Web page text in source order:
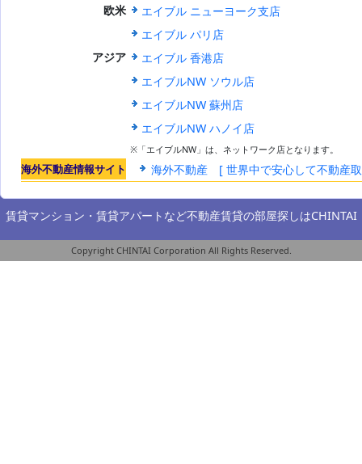
欧米
エイブル ニューヨーク支店
エイブル パリ店
アジア
エイブル 香港店
エイブルNW ソウル店
エイブルNW 蘇州店
エイブルNW ハノイ店
※「エイブルNW」は、ネットワーク店となります。
海外不動産情報サイト 海外不動産 [ 世界中で安心して不動産
賃貸マンション・賃貸アパートなど不動産賃貸の部屋探しはCHINTAI
Copyright CHINTAI Corporation All Rights Reserved.